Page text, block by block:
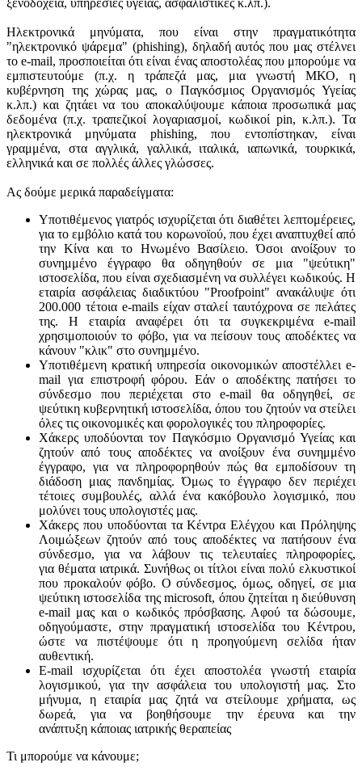
Ηλεκτρονικά μηνύματα, που είναι στην πραγματικότητα
"ηλεκτρονικό ψάρεμα" (phishing), δηλαδή αυτός που μας στέλνει
το e-mail, προσποιείται ότι είναι ένας αποστολέας που μπορούμε να
εμπιστευτούμε (π.χ. η τράπεζά μας, μια γνωστή ΜΚΟ, η
κυβέρνηση της χώρας μας, ο Παγκόσμιος Οργανισμός Υγείας
κ.λπ.) και ζητάει να του αποκαλύψουμε κάποια προσωπικά μας
δεδομένα (π.χ. τραπεζικοί λογαριασμοί, κωδικοί pin, κ.λπ.). Τα
ηλεκτρονικά μηνύματα phishing, που εντοπίστηκαν, είναι
γραμμένα, στα αγγλικά, γαλλικά, ιταλικά, ιαπωνικά, τουρκικά,
ελληνικά και σε πολλές άλλες γλώσσες.
Ας δούμε μερικά παραδείγματα:
Υποτιθέμενος γιατρός ισχυρίζεται ότι διαθέτει λεπτομέρειες,
για το εμβόλιο κατά του κορωνοϊού, που έχει αναπτυχθεί από
την Κίνα και το Ηνωμένο Βασίλειο. Όσοι ανοίξουν το
συνημμένο έγγραφο θα οδηγηθούν σε μια "ψεύτικη"
ιστοσελίδα, που είναι σχεδιασμένη να συλλέγει κωδικούς. Η
εταιρία ασφάλειας διαδικτύου "Proofpoint" ανακάλυψε ότι
200.000 τέτοια e-mails είχαν σταλεί ταυτόχρονα σε πελάτες
της. Η εταιρία αναφέρει ότι τα συγκεκριμένα e-mail
χρησιμοποιούν το φόβο, για να πείσουν τους αποδέκτες να
κάνουν "κλικ" στο συνημμένο.
Υποτιθέμενη κρατική υπηρεσία οικονομικών αποστέλλει e-
mail για επιστροφή φόρου. Εάν ο αποδέκτης πατήσει το
σύνδεσμο που περιέχεται στο e-mail θα οδηγηθεί, σε
ψεύτικη κυβερνητική ιστοσελίδα, όπου του ζητούν να στείλει
όλες τις οικονομικές και φορολογικές του πληροφορίες.
Χάκερς υποδύονται τον Παγκόσμιο Οργανισμό Υγείας και
ζητούν από τους αποδέκτες να ανοίξουν ένα συνημμένο
έγγραφο, για να πληροφορηθούν πώς θα εμποδίσουν τη
διάδοση μιας πανδημίας. Όμως το έγγραφο δεν περιέχει
τέτοιες συμβουλές, αλλά ένα κακόβουλο λογισμικό, που
μολύνει τους υπολογιστές μας.
Χάκερς που υποδύονται τα Κέντρα Ελέγχου και Πρόληψης
Λοιμώξεων ζητούν από τους αποδέκτες να πατήσουν ένα
σύνδεσμο, για να λάβουν τις τελευταίες πληροφορίες,
για θέματα ιατρικά. Συνήθως οι τίτλοι είναι πολύ ελκυστικοί
που προκαλούν φόβο. Ο σύνδεσμος, όμως, οδηγεί, σε μια
ψεύτικη ιστοσελίδα της microsoft, όπου ζητείται η διεύθυνση
e-mail μας και ο κωδικός πρόσβασης. Αφού τα δώσουμε,
οδηγούμαστε, στην πραγματική ιστοσελίδα του Κέντρου,
ώστε να πιστέψουμε ότι η προηγούμενη σελίδα ήταν
αυθεντική.
E-mail ισχυρίζεται ότι έχει αποστολέα γνωστή εταιρία
λογισμικού, για την ασφάλεια του υπολογιστή μας. Στο
μήνυμα, η εταιρία μας ζητά να στείλουμε χρήματα, ως
δωρεά, για να βοηθήσουμε την έρευνα και την
ανάπτυξη κάποιας ιατρικής θεραπείας
Τι μπορούμε να κάνουμε;